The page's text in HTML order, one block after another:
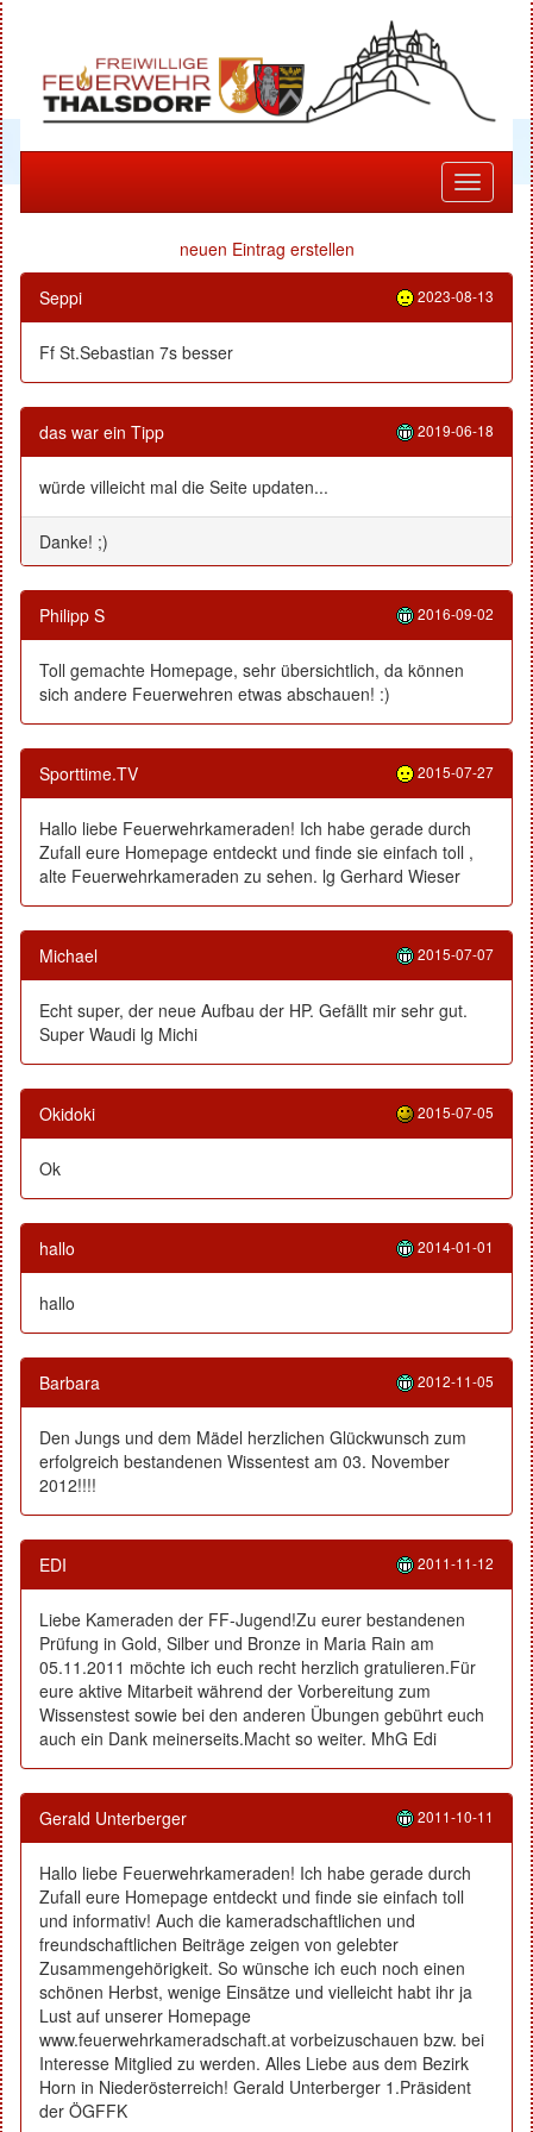
Toggle
neuen Eintrag erstellen
Seppi 2023-08-13
Ff St.Sebastian 7s besser
das war ein Tipp 2019-06-18
würde villeicht mal die Seite updaten...
Danke! ;)
Philipp S 2016-09-02
Toll gemachte Homepage, sehr übersichtlich, da können
sich andere Feuerwehren etwas abschauen! :)
Sporttime.TV 2015-07-27
Hallo liebe Feuerwehrkameraden! Ich habe gerade durch
Zufall eure Homepage entdeckt und finde sie einfach toll ,
alte Feuerwehrkameraden zu sehen. lg Gerhard Wieser
Michael 2015-07-07
Echt super, der neue Aufbau der HP. Gefällt mir sehr gut.
Super Waudi lg Michi
Okidoki 2015-07-05
Ok
hallo 2014-01-01
hallo
Barbara 2012-11-05
Den Jungs und dem Mädel herzlichen Glückwunsch zum
erfolgreich bestandenen Wissentest am 03. November
2012!!!!
EDI 2011-11-12
Liebe Kameraden der FF-Jugend!Zu eurer bestandenen
Prüfung in Gold, Silber und Bronze in Maria Rain am
05.11.2011 möchte ich euch recht herzlich gratulieren.Für
eure aktive Mitarbeit während der Vorbereitung zum
Wissenstest sowie bei den anderen Übungen gebührt euch
auch ein Dank meinerseits.Macht so weiter. MhG Edi
Gerald Unterberger 2011-10-11
Hallo liebe Feuerwehrkameraden! Ich habe gerade durch
Zufall eure Homepage entdeckt und finde sie einfach toll
und informativ! Auch die kameradschaftlichen und
freundschaftlichen Beiträge zeigen von gelebter
Zusammengehörigkeit. So wünsche ich euch noch einen
schönen Herbst, wenige Einsätze und vielleicht habt ihr ja
Lust auf unserer Homepage
www.feuerwehrkameradschaft.at vorbeizuschauen bzw. bei
Interesse Mitglied zu werden. Alles Liebe aus dem Bezirk
Horn in Niederösterreich! Gerald Unterberger 1.Präsident
der ÖGFFK